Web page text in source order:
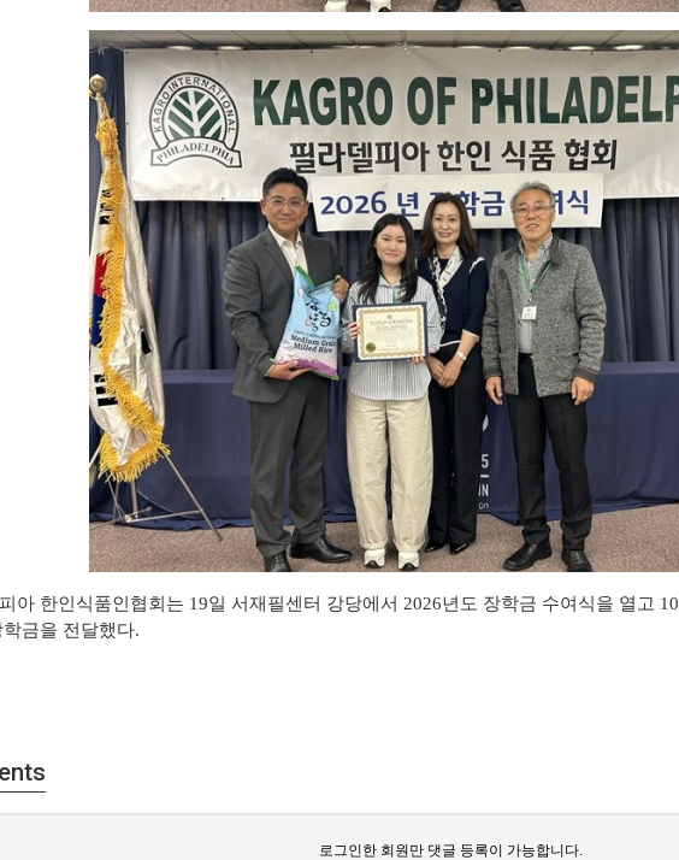
아 한인식품인협회는 19일 서재필센터 강당에서 2026년도 장학금 수여식을 열고 10
금을 전달했다.
로그인한 회원만 댓글 등록이 가능합니다.